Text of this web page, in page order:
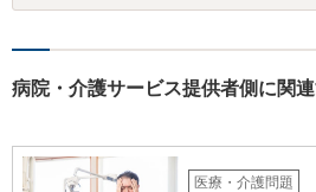
が発生するたびに運営会社が負担すると
がよく、むしろ職員を増やして対応すると
あるかどうかですね。 あと、家での生活
力）がでたというお話ですが、それは、
病院・介護サービス提供者側に関
医療・介護問題